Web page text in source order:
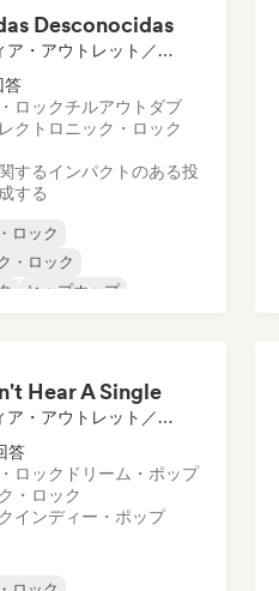
Desconocidas
メディア・アウトレット／ジャーナリスト, ソーシャルメディアインフルエンサー
答
ロックチルアウト ダブ
クトロニック・ロック
するインパクトのある投
する
ロック
・ロック
ヒップホップ
Hear A Single
メディア・アウトレット／ジャーナリスト
答
ロック ドリーム・ポップ
・ロック
インディー・ポップ